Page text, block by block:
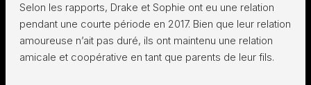
Selon les rapports, Drake et Sophie ont eu une relation
pendant une courte période en 2017. Bien que leur relation
amoureuse n’ait pas duré, ils ont maintenu une relation
amicale et coopérative en tant que parents de leur fils.